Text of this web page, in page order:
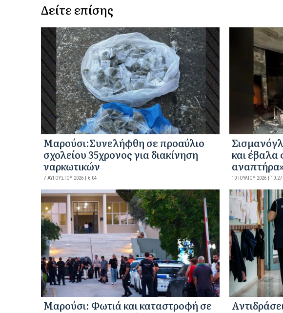
Δείτε επίσης
Μαρούσι:Συνελήφθη σε προαύλιο
σχολείου 35χρονος για διακίνηση
ναρκωτικών
7 ΑΥΓΟΎΣΤΟΥ 2026 | 6:04
και
10 ΙΟΥΛΊΟΥ 2026 | 10:27
Μαρούσι: Φωτιά και καταστροφή σε